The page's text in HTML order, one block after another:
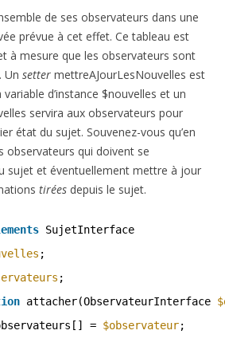
de ses observateurs dans une
prévue à cet effet. Ce tableau est
à mesure que les observateurs sont
Un setter mettreAJourLesNouvelles est
d’instance $nouvelles et un
servira aux observateurs pour
état du sujet. Souvenez-vous qu’en
observateurs qui doivent se
sujet et éventuellement mettre à jour
tirées depuis le sujet.
SujetInterface
;
;
attacher(ObservateurInterface
= $observateur;